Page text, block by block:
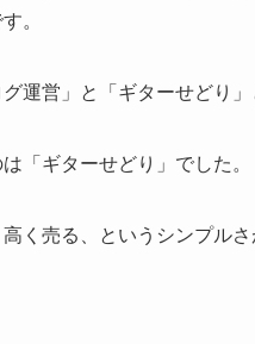
。
運営」と「ギターせどり」
「ギターせどり」でした。
く売る、というシンプル